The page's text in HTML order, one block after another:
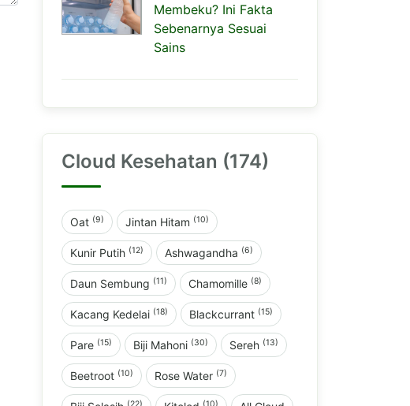
Membeku? Ini Fakta
Sebenarnya Sesuai
Sains
Cloud Kesehatan (174)
Oat (9) Jintan Hitam (10)
Kunir Putih (12) Ashwagandha (6)
Daun Sembung (11) Chamomille (8)
Kacang Kedelai (18) Blackcurrant (15)
Pare (15) Biji Mahoni (30) Sereh (13)
Beetroot (10) Rose Water (7)
(22) (10)